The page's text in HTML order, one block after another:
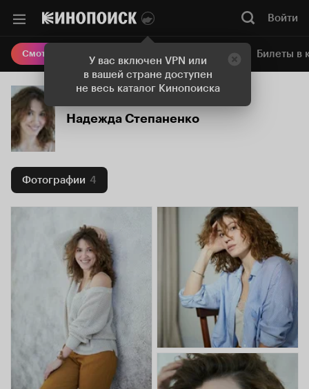
У вас включен VPN или
в вашей стране доступен
не весь каталог Кинопоиска
Войти
Смотреть кино Онлайн-кинотеатр Билеты в
Надежда Степаненко
Фотографии 4